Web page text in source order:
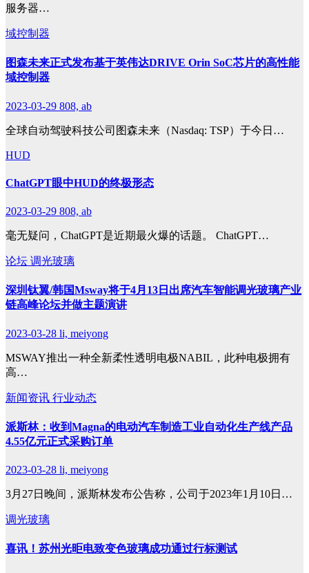
服务器…
域控制器
图森未来正式发布基于英伟达DRIVE Orin SoC芯片的高性能
域控制器
2023-03-29 808, ab
全球自动驾驶科技公司图森未来（Nasdaq: TSP）于今日…
HUD
ChatGPT眼中HUD的终极形态
2023-03-29 808, ab
毫无疑问，ChatGPT是近期最火爆的话题。 ChatGPT…
论坛 调光玻璃
深圳钛翼/韩国Msway将于4月13日出席汽车智能调光玻璃产业
链高峰论坛并做主题演讲
2023-03-28 li, meiyong
MSWAY推出一种全新柔性透明电极NABIL，此种电极拥有
高…
新闻资讯 行业动态
派斯林：收到Magna的电动汽车制造工业自动化生产线产品
4.55亿元正式采购订单
2023-03-28 li, meiyong
3月27日晚间，派斯林发布公告称，公司于2023年1月10日…
调光玻璃
喜讯！苏州光昛电致变色玻璃成功通过行标测试